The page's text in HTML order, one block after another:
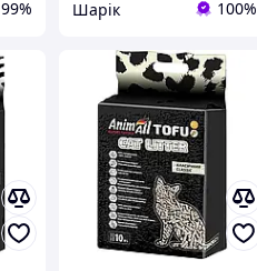
99% Шарік 100%